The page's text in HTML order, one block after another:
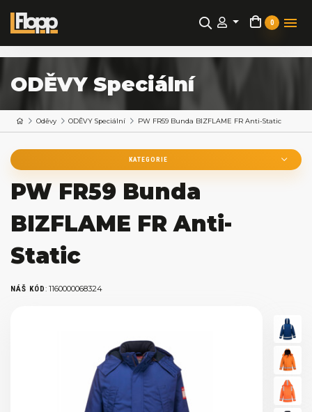
0
ODĚVY Speciální
Oděvy ODĚVY Speciální PW FR59 Bunda BIZFLAME FR Anti-Static
KATEGORIE
PW FR59 Bunda
BIZFLAME FR Anti-
Static
NÁŠ KÓD: 1160000068324